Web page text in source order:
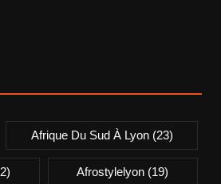
Afrique Du Sud À Lyon(23)
Afrostylelyon (19)